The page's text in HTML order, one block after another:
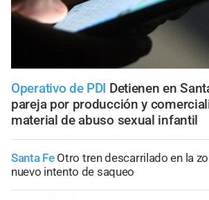
Operativo de PDI Detienen en
pareja por producción y
material de abuso sexual infantil
Santa Fe Otro tren descarrilado en la
nuevo intento de saqueo